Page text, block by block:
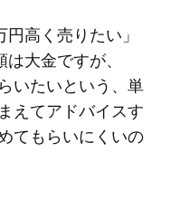
高く売りたい」
大金ですが、
いたいという、単
えてアドバイスす
てもらいにくいの